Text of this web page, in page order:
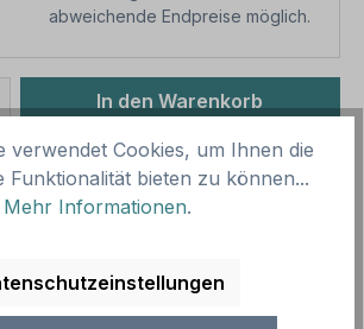
abweichende Endpreise möglich.
Gib den
In den Warenkorb
SH11446
VZ-1024-13
verwendet Cookies, um Ihnen die
Funktionalität bieten zu können...
Mehr Informationen.